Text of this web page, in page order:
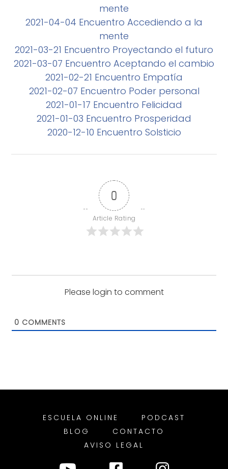
mente
2021-04-04 Encuentro Accediendo a la
mente
2021-03-21 Encuentro Proyectando el futuro
2021-03-07 Encuentro Aceptando el cambio
2021-02-21 Encuentro Empatía
2021-02-07 Encuentro Poder personal
2021-01-17 Encuentro Felicidad
2021-01-03 Encuentro Prosperidad
2020-12-10 Encuentro Solsticio
0
Article Rating
Please login to comment
0 COMMENTS
ESCUELA ONLINE
PODCAST
BLOG
CONTACTO
AVISO LEGAL